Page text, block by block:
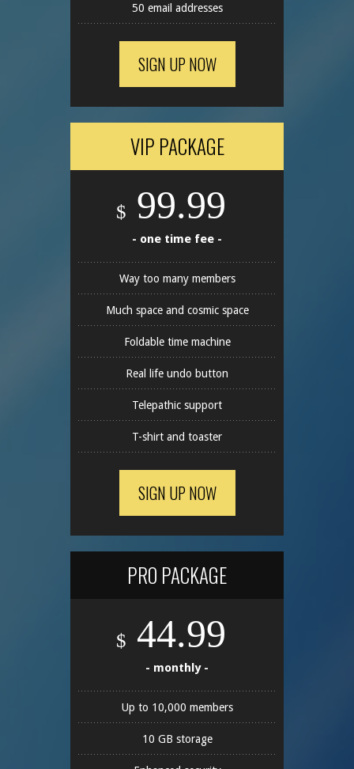
50 email addresses
SIGN UP NOW
VIP PACKAGE
$ 99.99
- one time fee -
Way too many members
Much space and cosmic space
Foldable time machine
Real life undo button
Telepathic support
T-shirt and toaster
SIGN UP NOW
PRO PACKAGE
$ 44.99
- monthly -
Up to 10,000 members
10 GB storage